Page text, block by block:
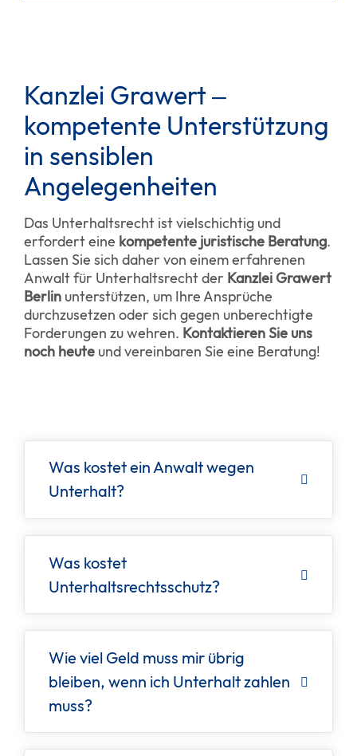
Kanzlei Grawert –
kompetente Unterstützung
in sensiblen
Angelegenheiten
Das Unterhaltsrecht ist vielschichtig und
erfordert eine kompetente juristische Beratung.
Lassen Sie sich daher von einem erfahrenen
Anwalt für Unterhaltsrecht der Kanzlei Grawert
Berlin unterstützen, um Ihre Ansprüche
durchzusetzen oder sich gegen unberechtigte
Forderungen zu wehren. Kontaktieren Sie uns
noch heute und vereinbaren Sie eine Beratung!
Was kostet ein Anwalt wegen
Unterhalt?
Was kostet
Unterhaltsrechtsschutz?
Wie viel Geld muss mir übrig
bleiben, wenn ich Unterhalt zahlen
muss?